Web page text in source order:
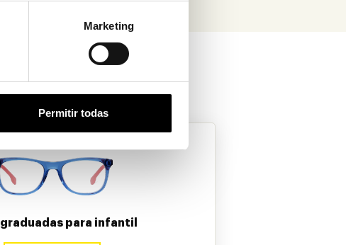
Marketing
Permitir todas
graduadas para infantil